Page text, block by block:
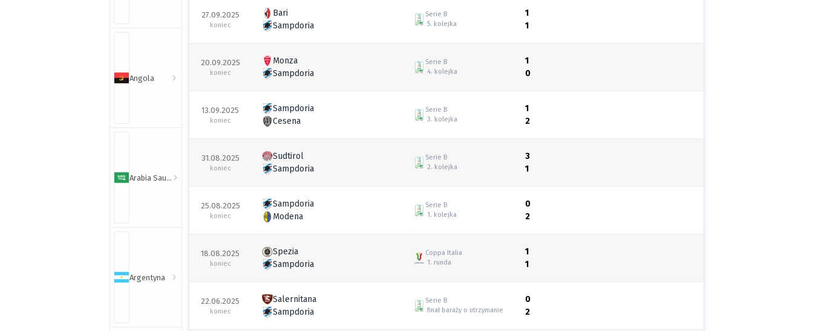
Angola
Arabia Saudyjska
Argentyna
27.09.2025
koniec
Bari
Sampdoria
Serie B
5. kolejka
1
1
20.09.2025
koniec
Monza
Sampdoria
Serie B
4. kolejka
1
0
13.09.2025
koniec
Sampdoria
Cesena
Serie B
3. kolejka
1
2
31.08.2025
koniec
Sudtirol
Sampdoria
Serie B
2. kolejka
3
1
25.08.2025
koniec
Sampdoria
Modena
Serie B
1. kolejka
0
2
18.08.2025
koniec
Spezia
Sampdoria
Coppa Italia
1. runda
1
1
22.06.2025
koniec
Salernitana
Sampdoria
Serie B
finał baraży o utrzymanie
0
2